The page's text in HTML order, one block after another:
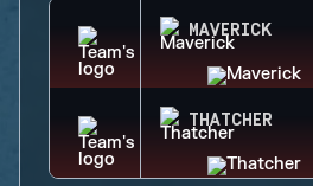
MAVERICK
THATCHER